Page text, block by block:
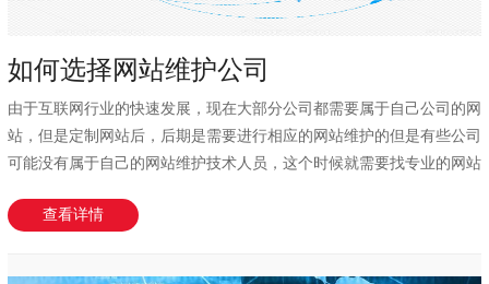
如何选择网站维护公司
由于互联网行业的快速发展，现在大部分公司都需要属于自己公司的网
站，但是定制网站后，后期是需要进行相应的网站维护的但是有些公司
可能没有属于自己的网站维护技术人员，这个时候就需要找专业的网站
查看详情